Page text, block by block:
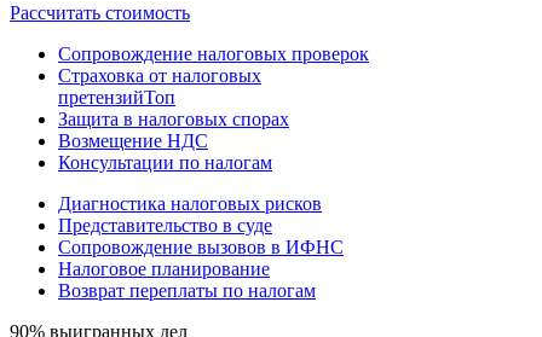
Рассчитать стоимость
Сопровождение налоговых проверок
Страховка от налоговых
претензийТоп
Защита в налоговых спорах
Возмещение НДС
Консультации по налогам
Диагностика налоговых рисков
Представительство в суде
Сопровождение вызовов в ИФНС
Налоговое планирование
Возврат переплаты по налогам
90% выигранных дел